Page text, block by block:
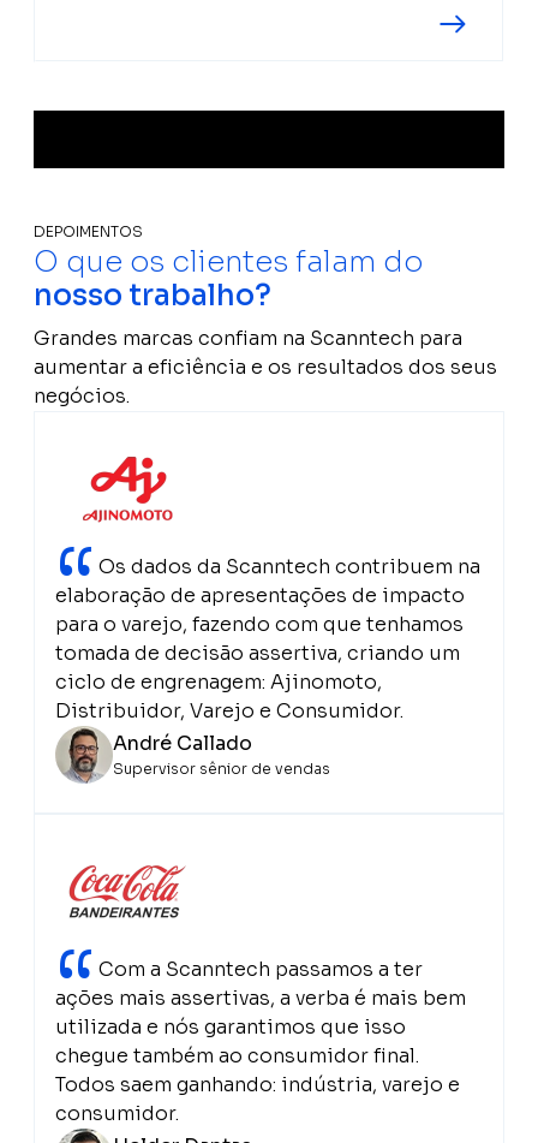
DEPOIMENTOS
O que os clientes falam do
nosso trabalho?
Grandes marcas confiam na Scanntech para
aumentar a eficiência e os resultados dos seus
negócios.
“Os dados da Scanntech contribuem na
elaboração de apresentações de impacto
para o varejo, fazendo com que tenhamos
tomada de decisão assertiva, criando um
ciclo de engrenagem: Ajinomoto,
Distribuidor, Varejo e Consumidor.
André Callado
Supervisor sênior de vendas
“Com a Scanntech passamos a ter
ações mais assertivas, a verba é mais bem
utilizada e nós garantimos que isso
chegue também ao consumidor final.
Todos saem ganhando: indústria, varejo e
consumidor.